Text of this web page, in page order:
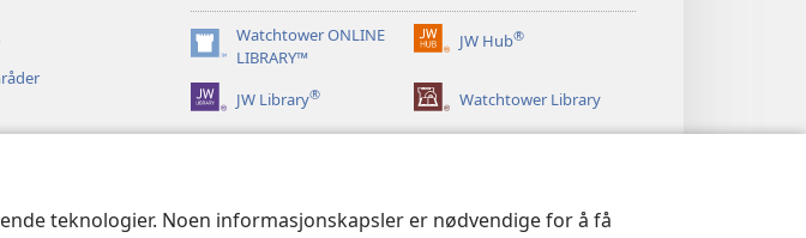
teknologier. Noen informasjonskapsler er nødvendige for å få
nytt
vindu) Watchtower ONLINE
LIBRARY™
(åpner
nytt
vindu)
JW Hub®
(åpner
vindu)
JW Library® Watchtower Library